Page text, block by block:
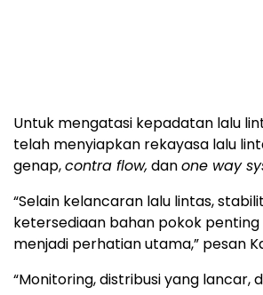
Untuk mengatasi kepadatan lalu
telah menyiapkan rekayasa lalu
genap,contra flow, danone way
“Selain kelancaran lalu lintas,
ketersediaan bahan pokok penting
menjadi perhatian utama,” pesan
“Monitoring, distribusi yang lancar,